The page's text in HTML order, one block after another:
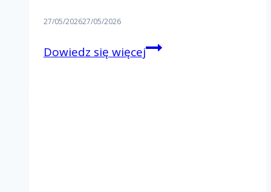
27/05/202627/05/2026
Dowiedz się więcejRejonowy